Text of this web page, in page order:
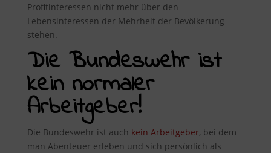
Profitinteressen nicht mehr über den
Lebensinteressen der Mehrheit der Bevölkerung
stehen.
Die Bundeswehr ist
kein normaler
Arbeitgeber!
Die Bundeswehr ist auch kein Arbeitgeber, bei dem
man Abenteuer erleben und sich persönlich als